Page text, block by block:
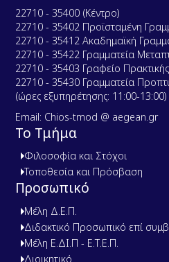
22710 - 35400 (Κέντρο)
22710 - 35402 Προϊσταμένη
22710 - 35412 Ακαδημαϊκή
22710 - 35422 Γραμματεία
22710 - 35403 Γραφείο
22710 - 35430 Γραμματεία
(ώρες εξυπηρέτησης: 11:00-13:00)
Email: Chios-tmod @ aegean.gr
Το Τμήμα
Φιλοσοφία και Στόχοι
Τοποθεσία και Πρόσβαση
Προσωπικό
Μέλη Δ.Ε.Π.
Διδακτικό Προσωπικό επί
Μέλη Ε.ΔΙ.Π - Ε.Τ.Ε.Π.
Διοικητικό